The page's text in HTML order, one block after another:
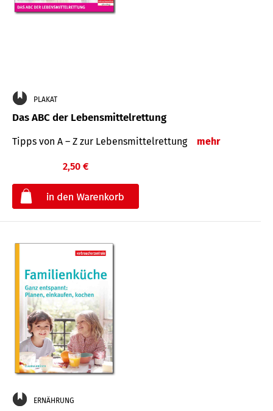
PLAKAT
Das ABC der Lebensmittelrettung
Tipps von A – Z zur Lebensmittelrettung mehr
2,50 €
ERNÄHRUNG